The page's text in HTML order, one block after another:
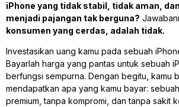
iPhone yang tidak stabil, tidak aman,
menjadi pajangan tak berguna?
konsumen yang cerdas, adalah tidak.
Investasikan uang kamu pada sebuah
Bayarlah harga yang pantas untuk sebuah
berfungsi sempurna. Dengan begitu, kamu
mendapatkan apa yang kamu bayar:
premium, tanpa kompromi, dan tanpa sakit